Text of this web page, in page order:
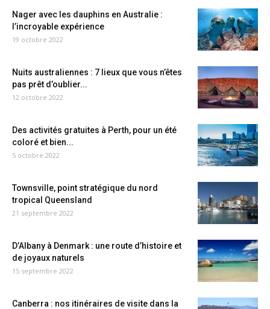
Nager avec les dauphins en Australie :
l’incroyable expérience
19 octobre 2022
Nuits australiennes : 7 lieux que vous n’êtes
pas prêt d’oublier...
12 octobre 2022
Des activités gratuites à Perth, pour un été
coloré et bien...
5 octobre 2022
Townsville, point stratégique du nord
tropical Queensland
21 septembre 2022
D’Albany à Denmark : une route d’histoire et
de joyaux naturels
15 septembre 2022
Canberra : nos itinéraires de visite dans la